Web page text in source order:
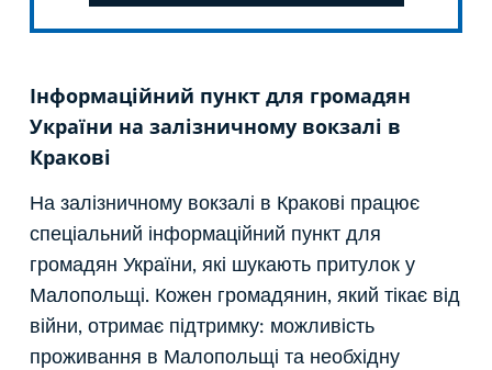
Інформаційний пункт для громадян
України на залізничному вокзалі в
Кракові
На залізничному вокзалі в Кракові працює
спеціальний інформаційний пункт для
громадян України, які шукають притулок у
Малопольщі. Кожен громадянин, який тікає від
війни, отримає підтримку: можливість
проживання в Малопольщі та необхідну